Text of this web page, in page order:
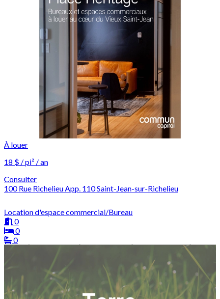
À louer
18 $ / pi² / an
Consulter
100 Rue Richelieu App. 110 Saint-Jean-sur-Richelieu
Location d'espace commercial/Bureau
0
0
0